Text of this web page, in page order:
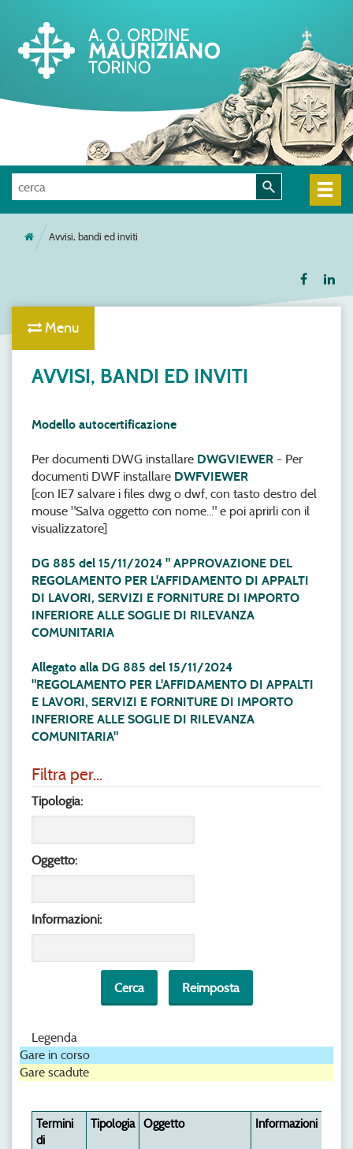
Avvisi, bandi ed inviti
Menu
AVVISI, BANDI ED INVITI
Modello autocertificazione
Per documenti DWG installare DWGVIEWER - Per
documenti DWF installare DWFVIEWER
[con IE7 salvare i files dwg o dwf, con tasto destro del
mouse "Salva oggetto con nome..." e poi aprirli con il
visualizzatore]
DG 885 del 15/11/2024 " APPROVAZIONE DEL
REGOLAMENTO PER L'AFFIDAMENTO DI APPALTI
DI LAVORI, SERVIZI E FORNITURE DI IMPORTO
INFERIORE ALLE SOGLIE DI RILEVANZA
COMUNITARIA
Allegato alla DG 885 del 15/11/2024
"REGOLAMENTO PER L'AFFIDAMENTO DI APPALTI
E LAVORI, SERVIZI E FORNITURE DI IMPORTO
INFERIORE ALLE SOGLIE DI RILEVANZA
COMUNITARIA"
Filtra per...
Tipologia:
Oggetto:
Informazioni:
Legenda
Gare in corso
Gare scadute
Termini
di
Tipologia Oggetto Informazioni